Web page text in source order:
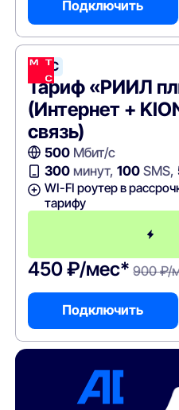
Подключить
МТС
Тариф «РИИЛ
(Интернет +
связь)
500Мбит/с
300минут, 100SMS,
WI-FI роутер в
тарифу
450 ₽/мес* 900 ₽/
Подключить